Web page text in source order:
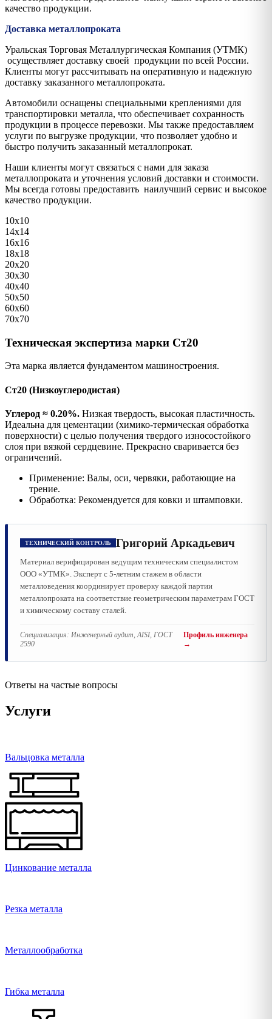
качество продукции.
Доставка металлопроката
Уральская Торговая Металлургическая Компания (УТМК)
осуществляет доставку своей продукции по всей России.
Клиенты могут рассчитывать на оперативную и надежную
доставку заказанного металлопроката.
Автомобили оснащены специальными креплениями для
транспортировки металла, что обеспечивает сохранность
продукции в процессе перевозки. Мы также предоставляем
услуги по выгрузке продукции, что позволяет удобно и
быстро получить заказанный металлопрокат.
Наши клиенты могут связаться с нами для заказа
металлопроката и уточнения условий доставки и стоимости.
Мы всегда готовы предоставить наилучший сервис и высокое
качество продукции.
10х10
14х14
16х16
18х18
20х20
30х30
40х40
50х50
60х60
70х70
Техническая экспертиза марки Ст20
Эта марка является фундаментом машиностроения.
Ст20 (Низкоуглеродистая)
Углерод ≈ 0.20%. Низкая твердость, высокая пластичность.
Идеальна для цементации (химико-термическая обработка
поверхности) с целью получения твердого износостойкого
слоя при вязкой сердцевине. Прекрасно сваривается без
ограничений.
Применение: Валы, оси, червяки, работающие на
трение.
Обработка: Рекомендуется для ковки и штамповки.
ТЕХНИЧЕСКИЙ КОНТРОЛЬ Григорий Аркадьевич
Материал верифицирован ведущим техническим специалистом
ООО «УТМК». Эксперт с 5-летним стажем в области
металловедения координирует проверку каждой партии
металлопроката на соответствие геометрическим параметрам ГОСТ
и химическому составу сталей.
Специализация: Инженерный аудит, AISI, ГОСТ
2590
Профиль инженера
→
Ответы на частые вопросы
Услуги
Вальцовка металла
Цинкование металла
Резка металла
Металлообработка
Гибка металла